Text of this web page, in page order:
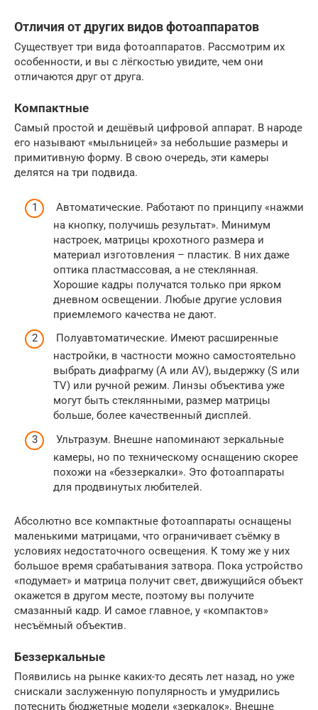
Отличия от других видов фотоаппаратов
Существует три вида фотоаппаратов. Рассмотрим их
особенности, и вы с лёгкостью увидите, чем они
отличаются друг от друга.
Компактные
Самый простой и дешёвый цифровой аппарат. В народе
его называют «мыльницей» за небольшие размеры и
примитивную форму. В свою очередь, эти камеры
делятся на три подвида.
Автоматические. Работают по принципу «нажми
на кнопку, получишь результат». Минимум
настроек, матрицы крохотного размера и
материал изготовления – пластик. В них даже
оптика пластмассовая, а не стеклянная.
Хорошие кадры получатся только при ярком
дневном освещении. Любые другие условия
приемлемого качества не дают.
Полуавтоматические. Имеют расширенные
настройки, в частности можно самостоятельно
выбрать диафрагму (A или AV), выдержку (S или
TV) или ручной режим. Линзы объектива уже
могут быть стеклянными, размер матрицы
больше, более качественный дисплей.
Ультразум. Внешне напоминают зеркальные
камеры, но по техническому оснащению скорее
похожи на «беззеркалки». Это фотоаппараты
для продвинутых любителей.
Абсолютно все компактные фотоаппараты оснащены
маленькими матрицами, что ограничивает съёмку в
условиях недостаточного освещения. К тому же у них
большое время срабатывания затвора. Пока устройство
«подумает» и матрица получит свет, движущийся объект
окажется в другом месте, поэтому вы получите
смазанный кадр. И самое главное, у «компактов»
несъёмный объектив.
Беззеркальные
Появились на рынке каких-то десять лет назад, но уже
снискали заслуженную популярность и умудрились
потеснить бюджетные модели «зеркалок». Внешне